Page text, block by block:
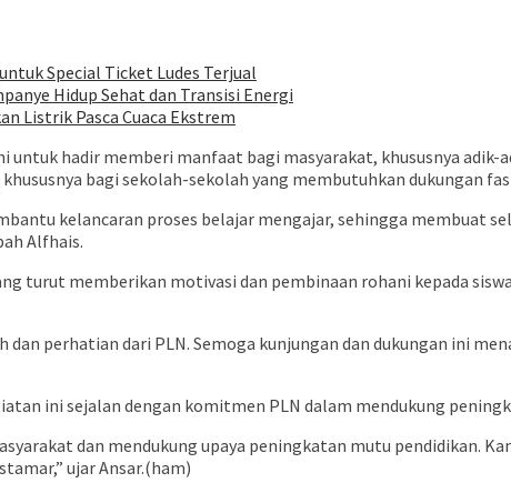
Special Ticket Ludes Terjual
Hidup Sehat dan Transisi Energi
Listrik Pasca Cuaca Ekstrem
hadir memberi manfaat bagi masyarakat, khususnya adik-
bagi sekolah-sekolah yang membutuhkan dukungan
kelancaran proses belajar mengajar, sehingga membuat
Alfhais.
turut memberikan motivasi dan pembinaan rohani kepada
dan perhatian dari PLN. Semoga kunjungan dan dukungan ini
ini sejalan dengan komitmen PLN dalam mendukung
dan mendukung upaya peningkatan mutu pendidikan.
ujar Ansar.(ham)